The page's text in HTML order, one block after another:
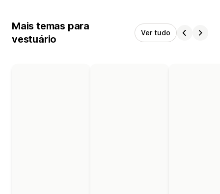
Mais temas para
vestuário
Ver tudo